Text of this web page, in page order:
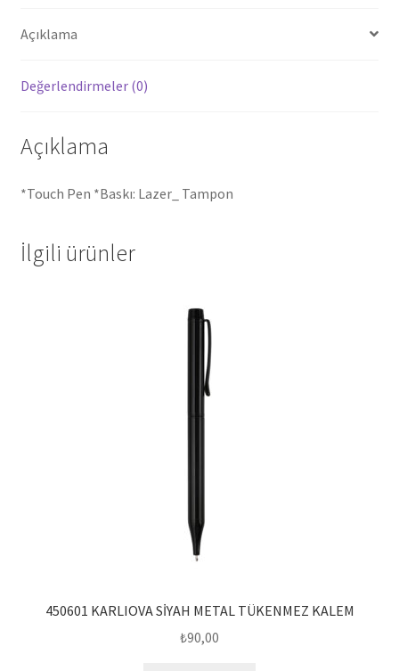
Açıklama
Değerlendirmeler (0)
Açıklama
*Touch Pen *Baskı: Lazer_ Tampon
İlgili ürünler
450601 KARLIOVA SİYAH METAL TÜKENMEZ KALEM
₺90,00